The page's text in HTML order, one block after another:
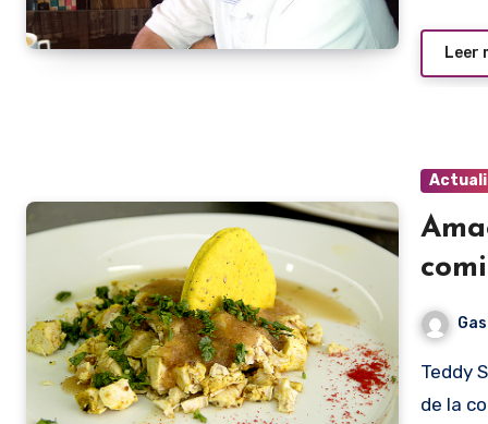
Leer
Teddy Salgueiro Miranda, el cocinero hereje, el alquimista
de la